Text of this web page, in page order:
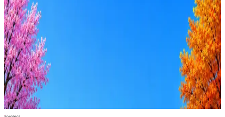
Стратегия поиска с AI: рынки, позиции, вилка, каналы
Ежедневный подбор из 600+ источников
AI генерация сопроводительных писем